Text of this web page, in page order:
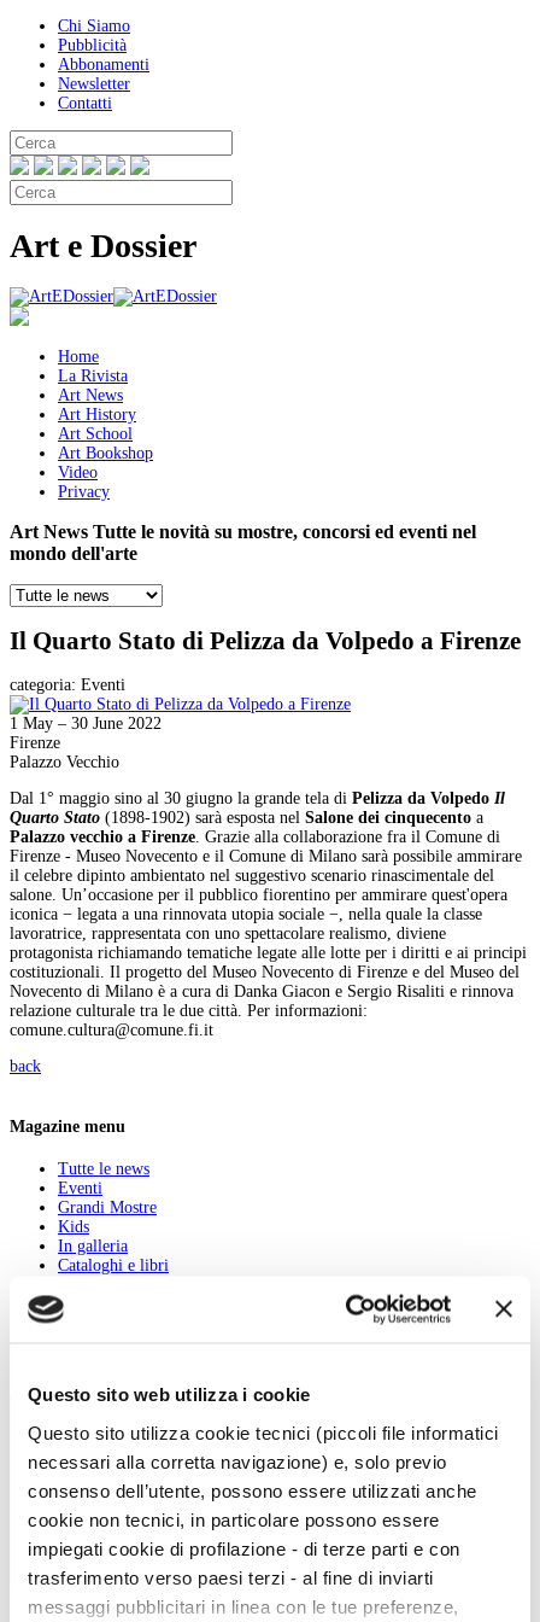
Questo sito web utilizza i cookie
Questo sito utilizza cookie tecnici (piccoli file informatici
necessari alla corretta navigazione) e, solo previo
consenso dell’utente, possono essere utilizzati anche
cookie non tecnici, in particolare possono essere
impiegati cookie di profilazione - di terze parti e con
trasferimento verso paesi terzi - al fine di inviarti
messaggi pubblicitari in linea con le tue preferenze,
Chi Siamo
Pubblicità
Abbonamenti
Newsletter
Contatti
Art e Dossier
Home
La Rivista
Art News
Art History
Art School
Art Bookshop
Video
Privacy
Art News Tutte le novità su mostre, concorsi ed eventi nel
mondo dell'arte
Il Quarto Stato di Pelizza da Volpedo a Firenze
categoria: Eventi
1 May – 30 June 2022
Firenze
Palazzo Vecchio
Dal 1° maggio sino al 30 giugno la grande tela di Pelizza da Volpedo Il
Quarto Stato (1898-1902) sarà esposta nel Salone dei cinquecento a
Palazzo vecchio a Firenze. Grazie alla collaborazione fra il Comune di
Firenze - Museo Novecento e il Comune di Milano sarà possibile ammirare
il celebre dipinto ambientato nel suggestivo scenario rinascimentale del
salone. Un’occasione per il pubblico fiorentino per ammirare quest'opera
iconica − legata a una rinnovata utopia sociale −, nella quale la classe
lavoratrice, rappresentata con uno spettacolare realismo, diviene
protagonista richiamando tematiche legate alle lotte per i diritti e ai principi
costituzionali. Il progetto del Museo Novecento di Firenze e del Museo del
Novecento di Milano è a cura di Danka Giacon e Sergio Risaliti e rinnova
relazione culturale tra le due città. Per informazioni:
comune.cultura@comune.fi.it
back
Magazine menu
Tutte le news
Eventi
Grandi Mostre
Kids
In galleria
Cataloghi e libri
Concorsi e Lavoro
Calendario
Scegli la data e imposta i filtri per ottimizzare la tua ricerca
Event start: